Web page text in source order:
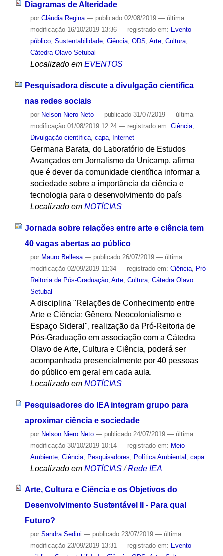
Diagramas de Alteridade
por Cláudia Regina — publicado02/08/2019 — última
modificação16/10/2019 13:36 — registrado em: Evento
público, Sustentabilidade, Ciência, ODS, Arte, Cultura,
Cátedra Olavo Setubal
Localizado em EVENTOS
Pesquisadora discute a divulgação científica
nas redes sociais
por Nelson Niero Neto — publicado31/07/2019 — última
modificação01/08/2019 12:24 — registrado em: Ciência,
Divulgação científica, capa, Internet
Germana Barata, do Laboratório de Estudos
Avançados em Jornalismo da Unicamp, afirma
que é dever da comunidade científica informar a
sociedade sobre a importância da ciência e
tecnologia para o desenvolvimento do país
Localizado em NOTÍCIAS
Jornada sobre relações entre arte e ciência tem
40 vagas abertas ao público
por Mauro Bellesa — publicado26/07/2019 — última
modificação02/09/2019 11:34 — registrado em: Ciência,
Pró-
Reitoria de Pós-Graduação, Arte, Cultura, Cátedra Olavo
Setubal
A disciplina "Relações de Conhecimento entre
Arte e Ciência: Gênero, Neocolonialismo e
Espaço Sideral", realização da Pró-Reitoria de
Pós-Graduação em associação com a Cátedra
Olavo de Arte, Cultura e Ciência, poderá ser
acompanhada presencialmente por 40 pessoas
do público em geral em cada aula.
Localizado em NOTÍCIAS
Pesquisadores do IEA integram grupo para
aproximar ciência e sociedade
por Nelson Niero Neto — publicado24/07/2019 — última
modificação30/10/2019 10:14 — registrado em: Meio
Ambiente, Ciência, Pesquisadores Política Ambiental capa
Localizado em NOTÍCIAS /Rede IEA
Arte, Cultura e Ciência e os Objetivos do
Desenvolvimento Sustentável II - Para qual
Futuro?
por Sandra Sedini — publicado23/07/2019 — última
modificação23/09/2019 13:31 — registrado em: Evento